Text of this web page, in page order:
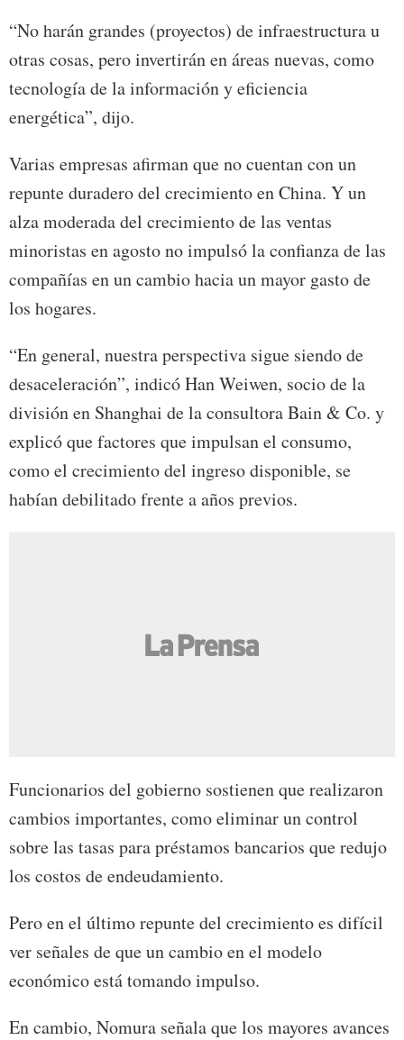
“No harán grandes (proyectos) de infraestructura u
otras cosas, pero invertirán en áreas nuevas, como
tecnología de la información y eficiencia
energética”, dijo.
Varias empresas afirman que no cuentan con un
repunte duradero del crecimiento en China. Y un
alza moderada del crecimiento de las ventas
minoristas en agosto no impulsó la confianza de las
compañías en un cambio hacia un mayor gasto de
los hogares.
“En general, nuestra perspectiva sigue siendo de
desaceleración”, indicó Han Weiwen, socio de la
división en Shanghai de la consultora Bain & Co. y
explicó que factores que impulsan el consumo,
como el crecimiento del ingreso disponible, se
habían debilitado frente a años previos.
Funcionarios del gobierno sostienen que realizaron
cambios importantes, como eliminar un control
sobre las tasas para préstamos bancarios que redujo
los costos de endeudamiento.
Pero en el último repunte del crecimiento es difícil
ver señales de que un cambio en el modelo
económico está tomando impulso.
En cambio, Nomura señala que los mayores avances